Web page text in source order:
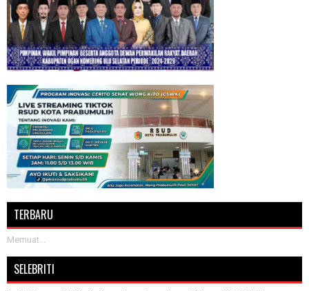
TERBARU
Memuat...
SELEBRITI